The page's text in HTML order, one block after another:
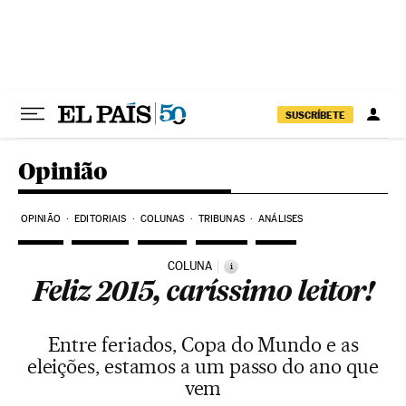
SUSCRÍBETE
Opinião
OPINIÃO EDITORIAIS COLUNAS TRIBUNAS ANÁLISES
COLUNA i
Feliz 2015, caríssimo leitor!
Entre feriados, Copa do Mundo e as
eleições, estamos a um passo do ano que
vem